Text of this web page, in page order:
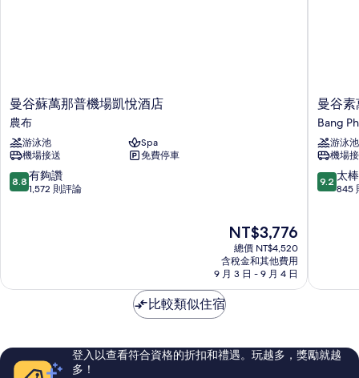
曼
谷
蘇
萬
那
普
機
布
曼谷蘇萬那普機場凱悅酒店
農布
游泳池
Spa
機場接送
免費停車
8.8
分，
讚，
論
8.8 有夠讚
1,572 則評論
現
在
價
格
為
NT$3,776
總價 NT$4,520
含稅金和其他費用
9 月 3 日 - 9 月 4 日
曼
谷
素
萬
那
普
希
假
療
中
曼谷
Bang
游泳池
機場
9.2
分，
了，
論
9.2 太
845
比較類似住宿
登入以查看符合資格的折扣和禮遇。玩越多，獎勵就越
多！